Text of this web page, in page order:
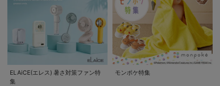
ELAiCE(エレス) 暑さ対策ファン特
集
モンポケ特集